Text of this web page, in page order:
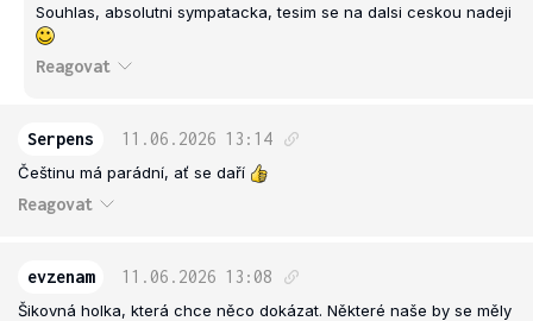
Souhlas, absolutni sympatacka, tesim se na dalsi ceskou nadeji
Reagovat
Serpens 11.06.2026 13:14
Češtinu má parádní, ať se daří
Reagovat
evzenam 11.06.2026 13:08
Šikovná holka, která chce něco dokázat. Některé naše by se měly